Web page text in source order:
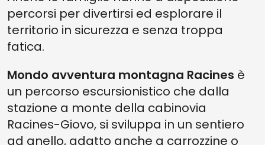
percorsi per divertirsi ed esplorare il
territorio in sicurezza e senza troppa
fatica.
Mondo avventura montagna Racines è
un percorso escursionistico che dalla
stazione a monte della cabinovia
Racines-Giovo, si sviluppa in un sentiero
ad anello, adatto anche a carrozzine o